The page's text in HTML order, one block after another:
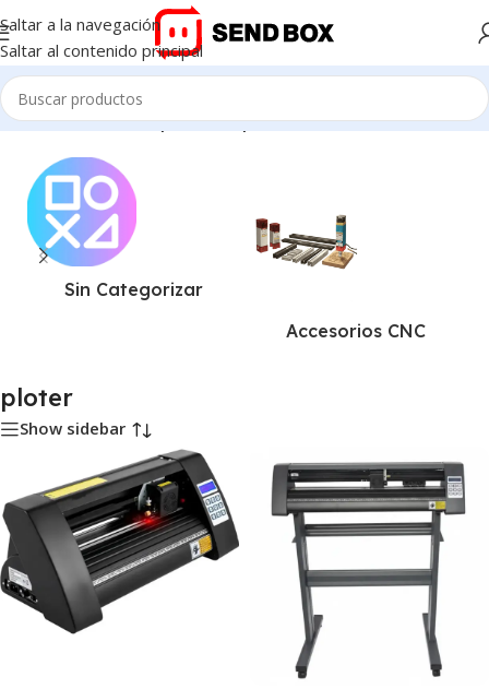
Saltar a la navegación
Saltar al contenido principal
Inicio/Productos etiquetados “ploter”
Sin Categorizar
Accesorios CNC
ploter
Show sidebar